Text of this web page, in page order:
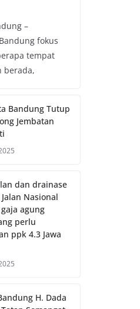
–
fokus
tempat
berada,
Bandung Tutup
Jembatan
dan drainase
Nasional
agung
perlu
ppk 4.3 Jawa
H. Dada